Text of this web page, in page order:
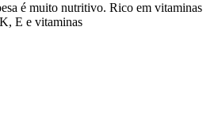
é muito nutritivo. Rico em vitaminas
E e vitaminas